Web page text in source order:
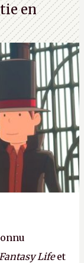
en
Lifeet